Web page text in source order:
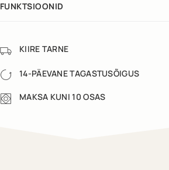
FUNKTSIOONID
KIIRE TARNE
14-PÄEVANE TAGASTUSÕIGUS
MAKSA KUNI 10 OSAS